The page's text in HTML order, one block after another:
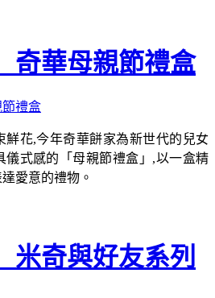
奇華母親節禮盒
鮮花,今年奇華餅家為新世代的兒女
儀式感的「母親節禮盒」,以一盒精
愛意的禮物。
米奇與好友系列